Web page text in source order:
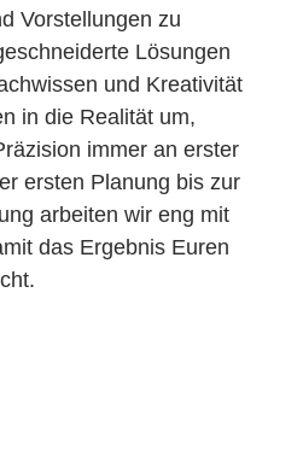
Vorstellungen zu
Lösungen
und Kreativität
in die Realität um,
immer an erster
ersten Planung bis zur
arbeiten wir eng mit
das Ergebnis Euren